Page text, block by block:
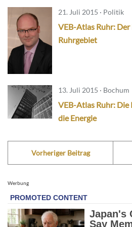
21. Juli 2015 · Politik
VEB-Atlas Ruhr:
Ruhrgebiet
13. Juli 2015 · Bochum
VEB-Atlas Ruhr:
die Energie
Vorheriger Beitrag
Werbung